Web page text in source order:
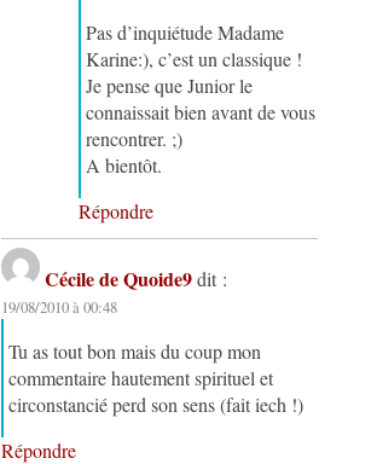
Pas d’inquiétude Madame
Karine:), c’est un classique !
Je pense que Junior le
connaissait bien avant de vous
rencontrer. ;)
A bientôt.
Répondre
Cécile de Quoide9 dit :
19/08/2010 à 00:48
Tu as tout bon mais du coup mon
commentaire hautement spirituel et
circonstancié perd son sens (fait iech !)
Répondre